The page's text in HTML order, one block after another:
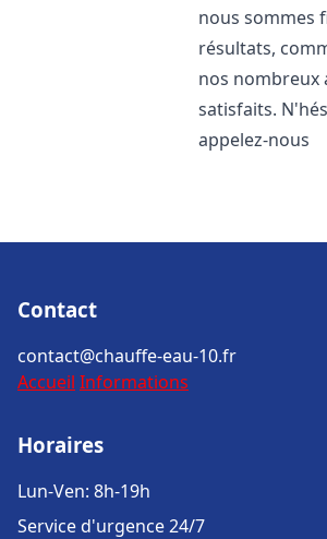
nous sommes
résultats,
nos nombreux
satisfaits.
appelez-nous
Contact
contact@chauffe-eau-10.fr
Accueil Informations
Horaires
Lun-Ven: 8h-19h
Service d'urgence 24/7